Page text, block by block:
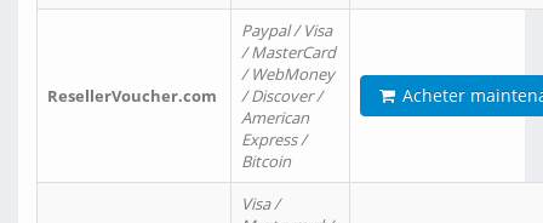
ResellerVoucher.com
Paypal / Visa
/ MasterCard
/ WebMoney
/ Discover /
American
Express /
Bitcoin
Acheter
Visa /